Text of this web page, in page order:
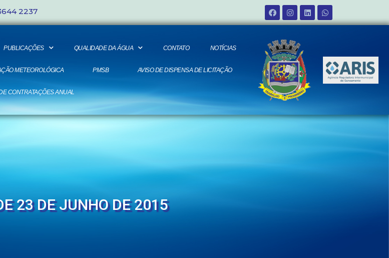
2237
PUBLICAÇÕES QUALIDADE DA ÁGUA CONTATO NOTÍCIAS
METEOROLÓGICA PMSB AVISO DE DISPENSA DE LICITAÇÃO
CONTRATAÇÕES ANUAL
23 DE JUNHO DE 2015